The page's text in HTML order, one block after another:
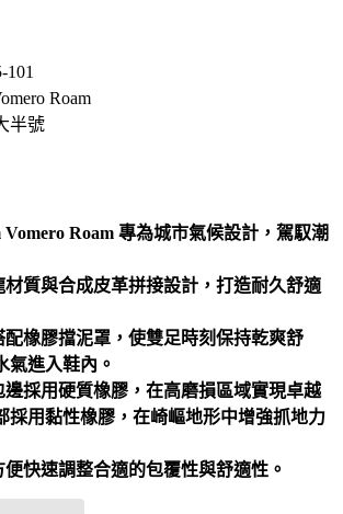
101
Roam
半號
Roam 專為城市氣候設計，駕馭潮
質與合成皮革拼接設計，打造耐久舒適
橡膠擋泥罩，使雙足時刻保持乾爽舒
氣進入鞋內。
採用硬質橡膠，在高磨損區域實現卓越
採用黏性橡膠，在崎嶇地形中增強抓地力
快速調整合適的包覆性與舒適性。